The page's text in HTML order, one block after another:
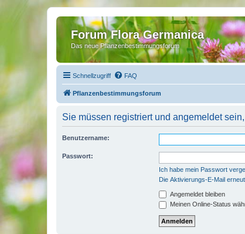
Forum Flora Germanica
Das neue Pflanzenbestimmungsforum
Schnellzugriff FAQ
Pflanzenbestimmungsforum
Sie müssen registriert und angemeldet
Benutzername:
Passwort:
Ich habe mein Passwort
Die Aktivierungs-E-Mail
Angemeldet bleiben
Meinen Online-Status